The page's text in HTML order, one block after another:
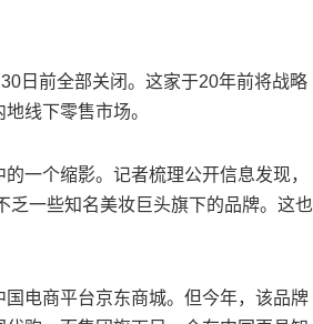
日前全部关闭。这家于20年前将战略
线下零售市场。
个缩影。记者梳理公开信息发现，
乏一些知名美妆巨头旗下的品牌。这也
电商平台京东商城。但今年，该品牌